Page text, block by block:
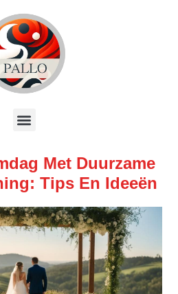
Met Duurzame
Tips En Ideeën